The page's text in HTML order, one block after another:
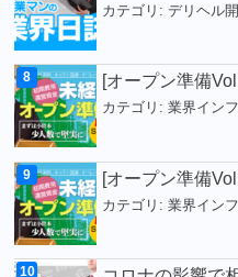
カテゴリ:デリヘル
[オープン準備
カテゴリ:業界イン
[オープン準備
カテゴリ:業界イン